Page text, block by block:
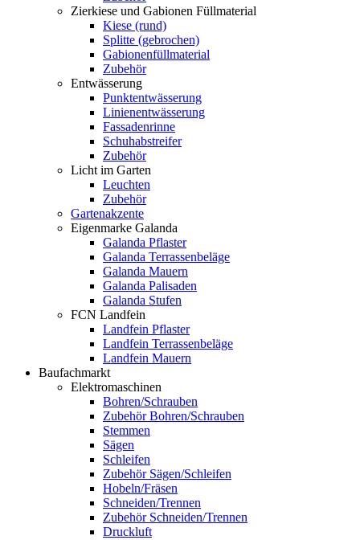
Zierkiese und Gabionen Füllmaterial
Kiese (rund)
Splitte (gebrochen)
Gabionenfüllmaterial
Zubehör
Entwässerung
Punktentwässerung
Linienentwässerung
Fassadenrinne
Schuhabstreifer
Zubehör
Licht im Garten
Leuchten
Zubehör
Gartenakzente
Eigenmarke Galanda
Galanda Pflaster
Galanda Terrassenbeläge
Galanda Mauern
Galanda Palisaden
Galanda Stufen
FCN Landfein
Landfein Pflaster
Landfein Terrassenbeläge
Landfein Mauern
Baufachmarkt
Elektromaschinen
Bohren/Schrauben
Zubehör Bohren/Schrauben
Stemmen
Sägen
Schleifen
Zubehör Sägen/Schleifen
Hobeln/Fräsen
Schneiden/Trennen
Zubehör Schneiden/Trennen
Druckluft